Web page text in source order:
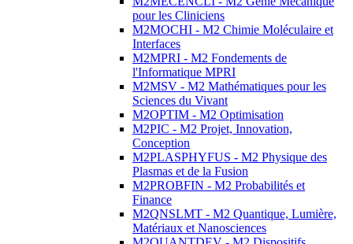
pour les Cliniciens
M2MOCHI - M2 Chimie Moléculaire et
Interfaces
M2MPRI - M2 Fondements de
l'Informatique MPRI
M2MSV - M2 Mathématiques pour les
Sciences du Vivant
M2OPTIM - M2 Optimisation
M2PIC - M2 Projet, Innovation,
Conception
M2PLASPHYFUS - M2 Physique des
Plasmas et de la Fusion
M2PROBFIN - M2 Probabilités et
Finance
M2QNSLMT - M2 Quantique, Lumière,
Matériaux et Nanosciences